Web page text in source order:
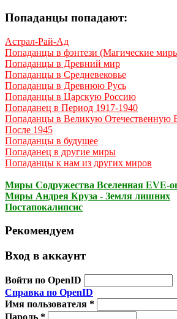
Попаданцы попадают:
Астрал-Рай-Ад
Попаданцы в фэнтези (Магические
Попаданцы в Древний мир
Попаданцы в Средневековье
Попаданцы в Древнюю Русь
Попаданцы в Царскую Россию
Попаданец в Период 1917-1940
Попаданцы в Великую
После 1945
Попаданцы в будущее
Попаданец в другие миры
Попаданцы к нам из других миров
Миры Содружества Вселенная EVE-
Миры Андрея Круза - Земля лишних
Постапокалипсис
Рекомендуем
Вход в аккаунт
Войти по OpenID
Справка по OpenID
Имя пользователя *
Пароль *